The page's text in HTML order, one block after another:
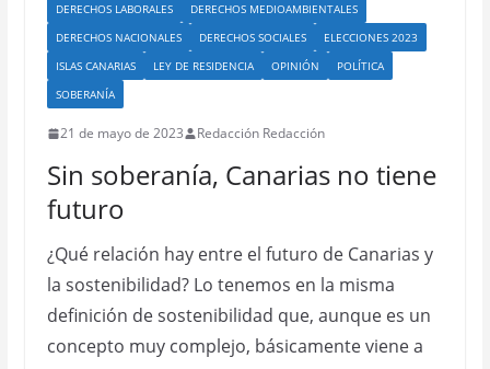
DERECHOS LABORALES
DERECHOS MEDIOAMBIENTALES
DERECHOS NACIONALES
DERECHOS SOCIALES
ELECCIONES 2023
ISLAS CANARIAS
LEY DE RESIDENCIA OPINIÓN
POLÍTICA
SOBERANÍA
21 de mayo de 2023 Redacción Redacción
Sin soberanía, Canarias no tiene
futuro
¿Qué relación hay entre el futuro de Canarias y
la sostenibilidad? Lo tenemos en la misma
definición de sostenibilidad que, aunque es un
concepto muy complejo, básicamente viene a